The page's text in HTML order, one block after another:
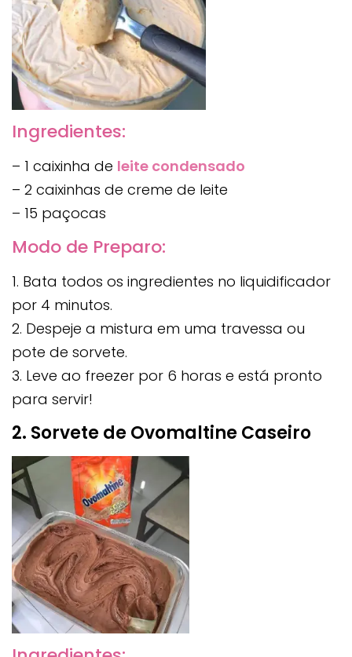
Ingredientes:
– 1 caixinha de leite condensado
– 2 caixinhas de creme de leite
– 15 paçocas
Modo de Preparo:
1. Bata todos os ingredientes no liquidificador
por 4 minutos.
2. Despeje a mistura em uma travessa ou
pote de sorvete.
3. Leve ao freezer por 6 horas e está pronto
para servir!
2. Sorvete de Ovomaltine Caseiro